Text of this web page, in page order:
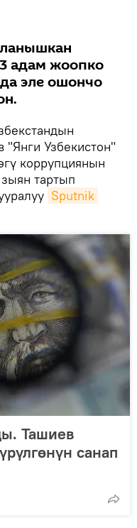
адам жоопко
эле ошончо
Узбекистон"
коррупциянын
тартып
Sputnik
Ташиев
санап